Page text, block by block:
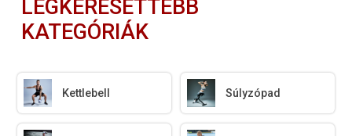
LEGKERESETTEBB
KATEGÓRIÁK
Kettlebell Súlyzópad